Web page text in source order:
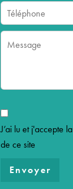
J’ai lu et j'accepte la
de ce site
Envoyer